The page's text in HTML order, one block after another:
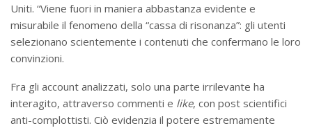
Uniti. “Viene fuori in maniera abbastanza evidente e
misurabile il fenomeno della “cassa di risonanza”: gli utenti
selezionano scientemente i contenuti che confermano le loro
convinzioni.
Fra gli account analizzati, solo una parte irrilevante ha
interagito, attraverso commenti e like, con post scientifici
anti-complottisti. Ciò evidenzia il potere estremamente